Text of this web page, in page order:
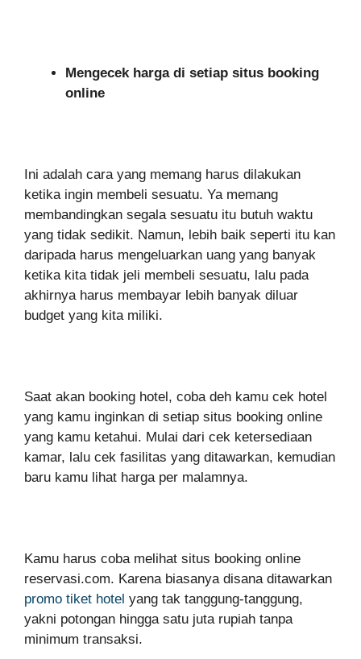
Mengecek harga di setiap situs booking
online
Ini adalah cara yang memang harus dilakukan
ketika ingin membeli sesuatu. Ya memang
membandingkan segala sesuatu itu butuh waktu
yang tidak sedikit. Namun, lebih baik seperti itu kan
daripada harus mengeluarkan uang yang banyak
ketika kita tidak jeli membeli sesuatu, lalu pada
akhirnya harus membayar lebih banyak diluar
budget yang kita miliki.
Saat akan booking hotel, coba deh kamu cek hotel
yang kamu inginkan di setiap situs booking online
yang kamu ketahui. Mulai dari cek ketersediaan
kamar, lalu cek fasilitas yang ditawarkan, kemudian
baru kamu lihat harga per malamnya.
Kamu harus coba melihat situs booking online
reservasi.com. Karena biasanya disana ditawarkan
promo tiket hotel yang tak tanggung-tanggung,
yakni potongan hingga satu juta rupiah tanpa
minimum transaksi.